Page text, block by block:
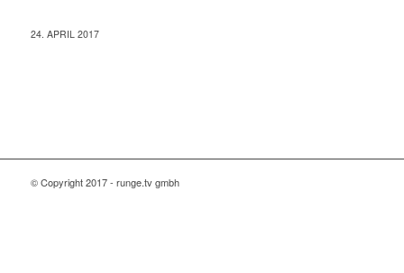
24. APRIL 2017
© Copyright 2017 - runge.tv gmbh